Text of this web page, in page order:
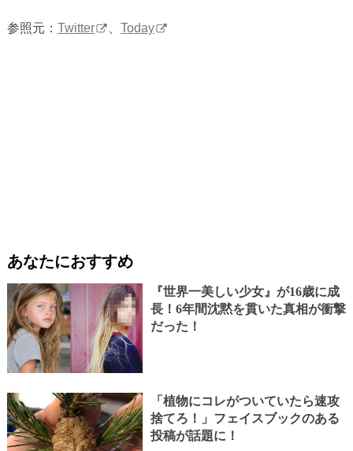
参照元： Twitter 、Today
あなたにおすすめ
『世界一美しい少女』が16歳に成
長！6年間沈黙を貫いた真相が衝撃
だった！
「植物にコレがついていたら速攻
捨てろ！」フェイスブックのある
投稿が話題に！